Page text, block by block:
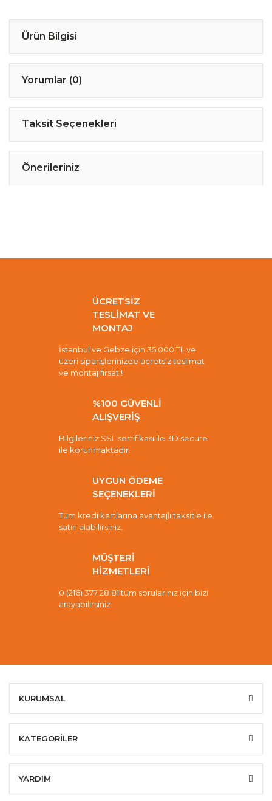
Ürün Bilgisi
Yorumlar (0)
Taksit Seçenekleri
Önerileriniz
ÜCRETSİZ
TESLİMAT VE
MONTAJ
İstanbul ve Gebze için 35.000 TL ve
üzeri siparişlerinizde ücretsiz teslimat
ve montaj fırsatı!
%100 GÜVENLİ
ALIŞVERİŞ
Bilgileriniz SSL sertifikası ile 3D secure
ile korunmaktadır.
UYGUN ÖDEME
SEÇENEKLERİ
Tüm kredi kartlarına avantajlı taksitle ile
satın alabilirsiniz.
MÜŞTERİ
HİZMETLERİ
0 (216) 377 28 81 tüm sorularınız için bizi
arayabilirsiniz.
KURUMSAL
KATEGORİLER
YARDIM